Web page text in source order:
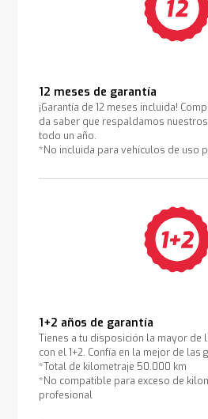
12 meses de garantía
¡Garantía de 12 meses incluida!
da saber que respaldamos
todo un año.
*No incluida para vehículos de uso
1+2 años de garantía
Tienes a tu disposición la mayor de
con el 1+2. Confía en la mejor de las
*Total de kilometraje 50.000 km
*No compatible para exceso de
profesional